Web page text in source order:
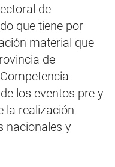
de
que tiene por
material que
de
los eventos pre y
la realización
nacionales y